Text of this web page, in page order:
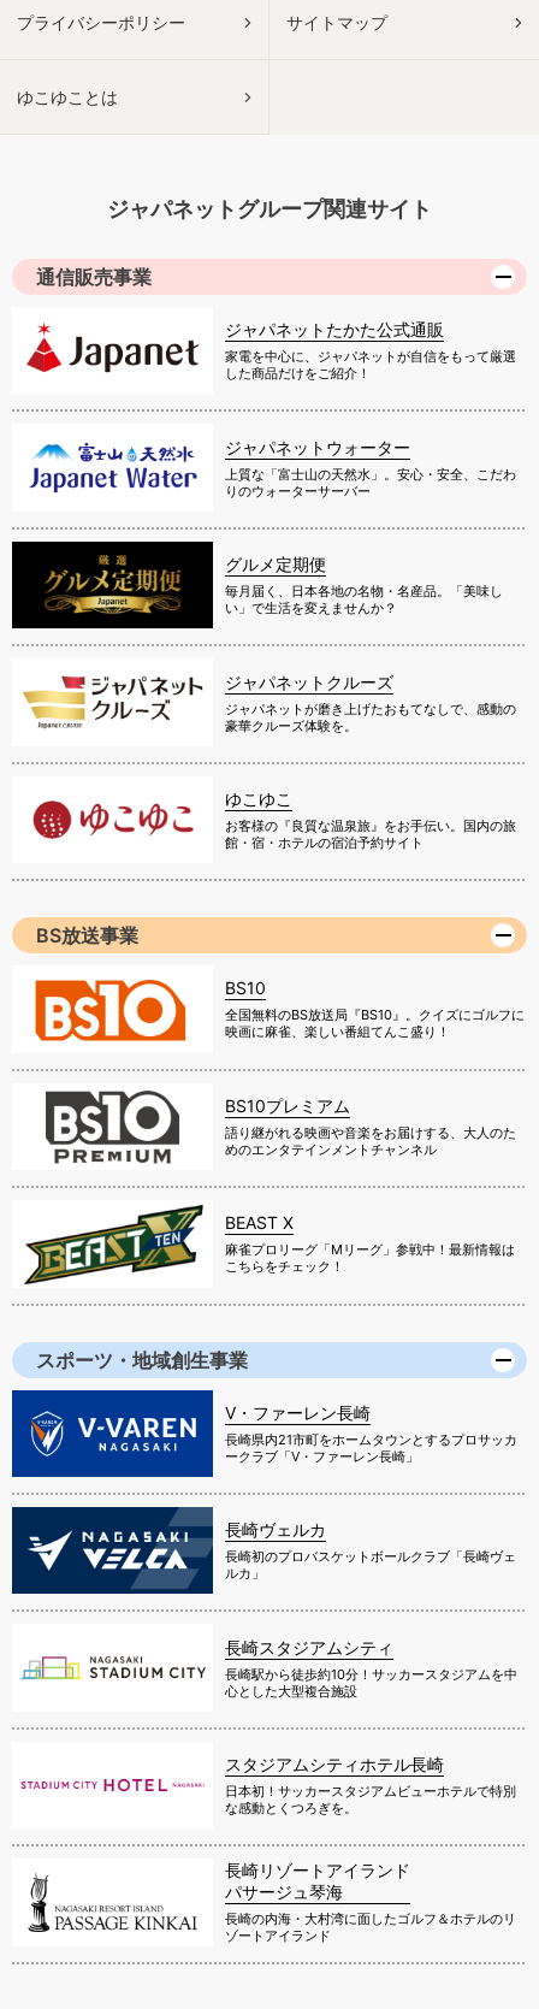
プライバシーポリシー サイトマップ
ゆこゆことは
ジャパネットグループ関連サイト
通信販売事業
ジャパネットたかた公式通販
家電を中心に、ジャパネットが自信をもって厳選
した商品だけをご紹介！
ジャパネットウォーター
上質な「富士山の天然水」。安心・安全、こだわ
りのウォーターサーバー
グルメ定期便
毎月届く、日本各地の名物・名産品。「美味し
い」で生活を変えませんか？
ジャパネットクルーズ
ジャパネットが磨き上げたおもてなしで、感動の
豪華クルーズ体験を。
ゆこゆこ
お客様の『良質な温泉旅』をお手伝い。国内の旅
館・宿・ホテルの宿泊予約サイト
BS放送事業
BS10
全国無料のBS放送局『BS10』。クイズにゴルフに
映画に麻雀、楽しい番組てんこ盛り！
BS10プレミアム
語り継がれる映画や音楽をお届けする、大人のた
めのエンタテインメントチャンネル
BEAST X
麻雀プロリーグ「Mリーグ」参戦中！最新情報は
こちらをチェック！
スポーツ・地域創生事業
V・ファーレン長崎
長崎県内21市町をホームタウンとするプロサッカ
ークラブ「V・ファーレン長崎」
長崎ヴェルカ
長崎初のプロバスケットボールクラブ「長崎ヴェ
ルカ」
長崎スタジアムシティ
長崎駅から徒歩約10分！サッカースタジアムを中
心とした大型複合施設
スタジアムシティホテル長崎
日本初！サッカースタジアムビューホテルで特別
な感動とくつろぎを。
長崎リゾートアイランド
パサージュ琴海
長崎の内海・大村湾に面したゴルフ＆ホテルのリ
ゾートアイランド